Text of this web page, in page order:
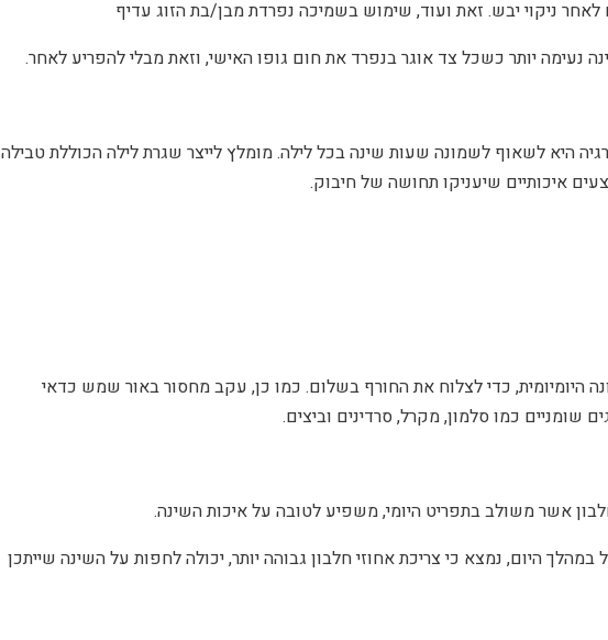
לאחר ניקוי יבש. זאת ועוד, שימוש בשמיכה נפרדת מבן/בת הזוג עדיף
נעימה יותר כשכל צד אוגר בנפרד את חום גופו האישי, וזאת מבלי להפריע לאחר.
היא לשאוף לשמונה שעות שינה בכל לילה. מומלץ לייצר שגרת לילה הכוללת טבילה
איכותיים שיעניקו תחושה של חיבוק.
היומיומית, כדי לצלוח את החורף בשלום. כמו כן, עקב מחסור באור שמש כדאי
אשר משולב בתפריט היומי, משפיע לטובה על איכות השינה.
היום, נמצא כי צריכת אחוזי חלבון גבוהה יותר, יכולה לחפות על השינה שייתכן